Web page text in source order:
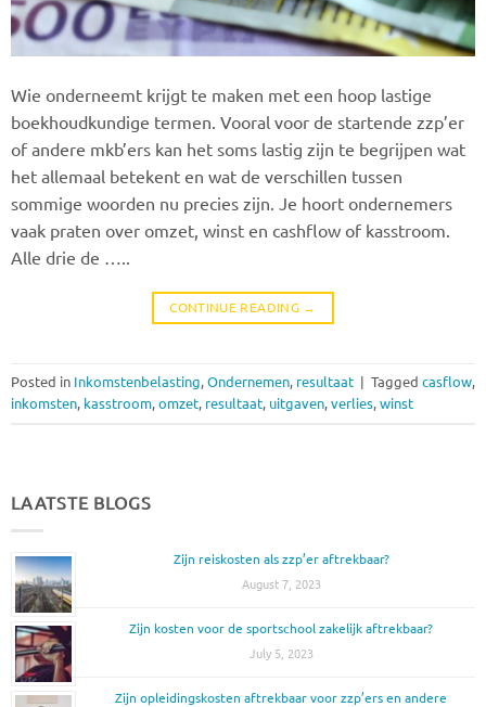
Wie onderneemt krijgt te maken met een hoop lastige
boekhoudkundige termen. Vooral voor de startende zzp’er
of andere mkb’ers kan het soms lastig zijn te begrijpen wat
het allemaal betekent en wat de verschillen tussen
sommige woorden nu precies zijn. Je hoort ondernemers
vaak praten over omzet, winst en cashflow of kasstroom.
Alle drie de …..
CONTINUE READING →
Posted in Inkomstenbelasting, Ondernemen, resultaat Tagged casflow,
inkomsten, kasstroom, omzet, resultaat, uitgaven, verlies, winst
LAATSTE BLOGS
Zijn reiskosten als zzp’er aftrekbaar?
August 7, 2023
Zijn kosten voor de sportschool zakelijk aftrekbaar?
July 5, 2023
Zijn opleidingskosten aftrekbaar voor zzp’ers en andere